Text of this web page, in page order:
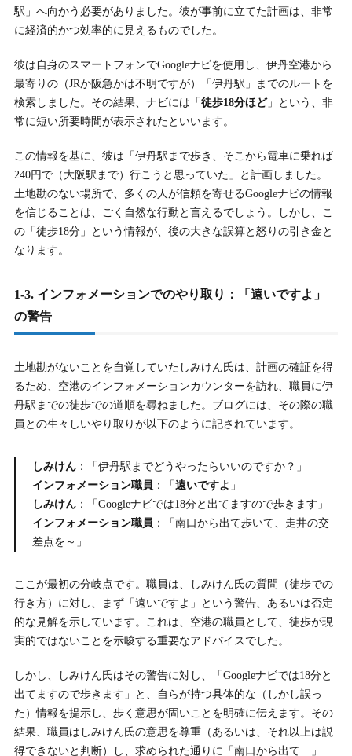
の乖離
の決定的理由
3-1. 3-1. 理由1：最大の批判点「責任転嫁」と「自業自得」論
辱性
3-4. 3-4. 独自の考察：タイトル「仕事のできる人」という特大
のブーメラン
4. 4. しみけんの職員批判は正当か？カスハラ（カスタマー
ハラスメント）該当性の検証
が圧倒的
4-2. カスハラ該当性：ブログでの「人格攻撃」は現代型迷
5.
5. しみけん氏の空港職員批判に対するネット上の反応
（詳細版）
5-1.
5-1. 批判的な声：「自業自得」「職員さんが可哀想」「ダ
サい」
5-3. 5-3. しみけん氏の「再反論」がさらに火に油を注ぐ結果に
6. 6. しみけんとは誰で何者なのか？本名・学歴・経歴プロ
6-1. 6-1. しみけんの本名と基本プロフィール
6-2. 6-2. 出身高校はどこ？昭和学院秀英高校時代の意外な一面
6-3. 6-3. 出身大学は法政大学（中退）の真相と理由
駅」へ向かう必要がありました。彼が事前に立てた計画は、非常
に経済的かつ効率的に見えるものでした。
彼は自身のスマートフォンでGoogleナビを使用し、伊丹空港から
最寄りの（JRか阪急かは不明ですが）「伊丹駅」までのルートを
検索しました。その結果、ナビには「 徒歩18分ほど」という、非
常に短い所要時間が表示されたといいます。
この情報を基に、彼は「伊丹駅まで歩き、そこから電車に乗れば
240円で（大阪駅まで）行こうと思っていた」と計画しました。
土地勘のない場所で、多くの人が信頼を寄せるGoogleナビの情報
を信じることは、ごく自然な行動と言えるでしょう。しかし、こ
の「徒歩18分」という情報が、後の大きな誤算と怒りの引き金と
なります。
1-3. インフォメーションでのやり取り：「遠いですよ」
の警告
土地勘がないことを自覚していたしみけん氏は、計画の確証を得
るため、空港のインフォメーションカウンターを訪れ、職員に伊
丹駅までの徒歩での道順を尋ねました。ブログには、その際の職
員との生々しいやり取りが以下のように記されています。
しみけん：「伊丹駅までどうやったらいいのですか？」
インフォメーション職員 ：「 遠いですよ 」
しみけん：「Googleナビでは18分と出てますので歩きます」
インフォメーション職員 ：「南口から出て歩いて、走井の交
差点を～」
ここが最初の分岐点です。職員は、しみけん氏の質問（徒歩での
行き方）に対し、まず「遠いですよ」という警告、あるいは否定
的な見解を示しています。これは、空港の職員として、徒歩が現
実的ではないことを示唆する重要なアドバイスでした。
しかし、しみけん氏はその警告に対し、「Googleナビでは18分と
出てますので歩きます」と、自らが持つ具体的な（しかし誤っ
た）情報を提示し、歩く意思が固いことを明確に伝えます。その
結果、職員はしみけん氏の意思を尊重（あるいは、それ以上は説
得できないと判断）し、求められた通りに「南口から出て…」